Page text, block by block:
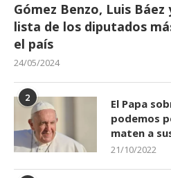
Gómez Benzo, Luis Báez
lista de los diputados
el país
24/05/2024
2
El Papa
podemos
maten a
21/10/2022